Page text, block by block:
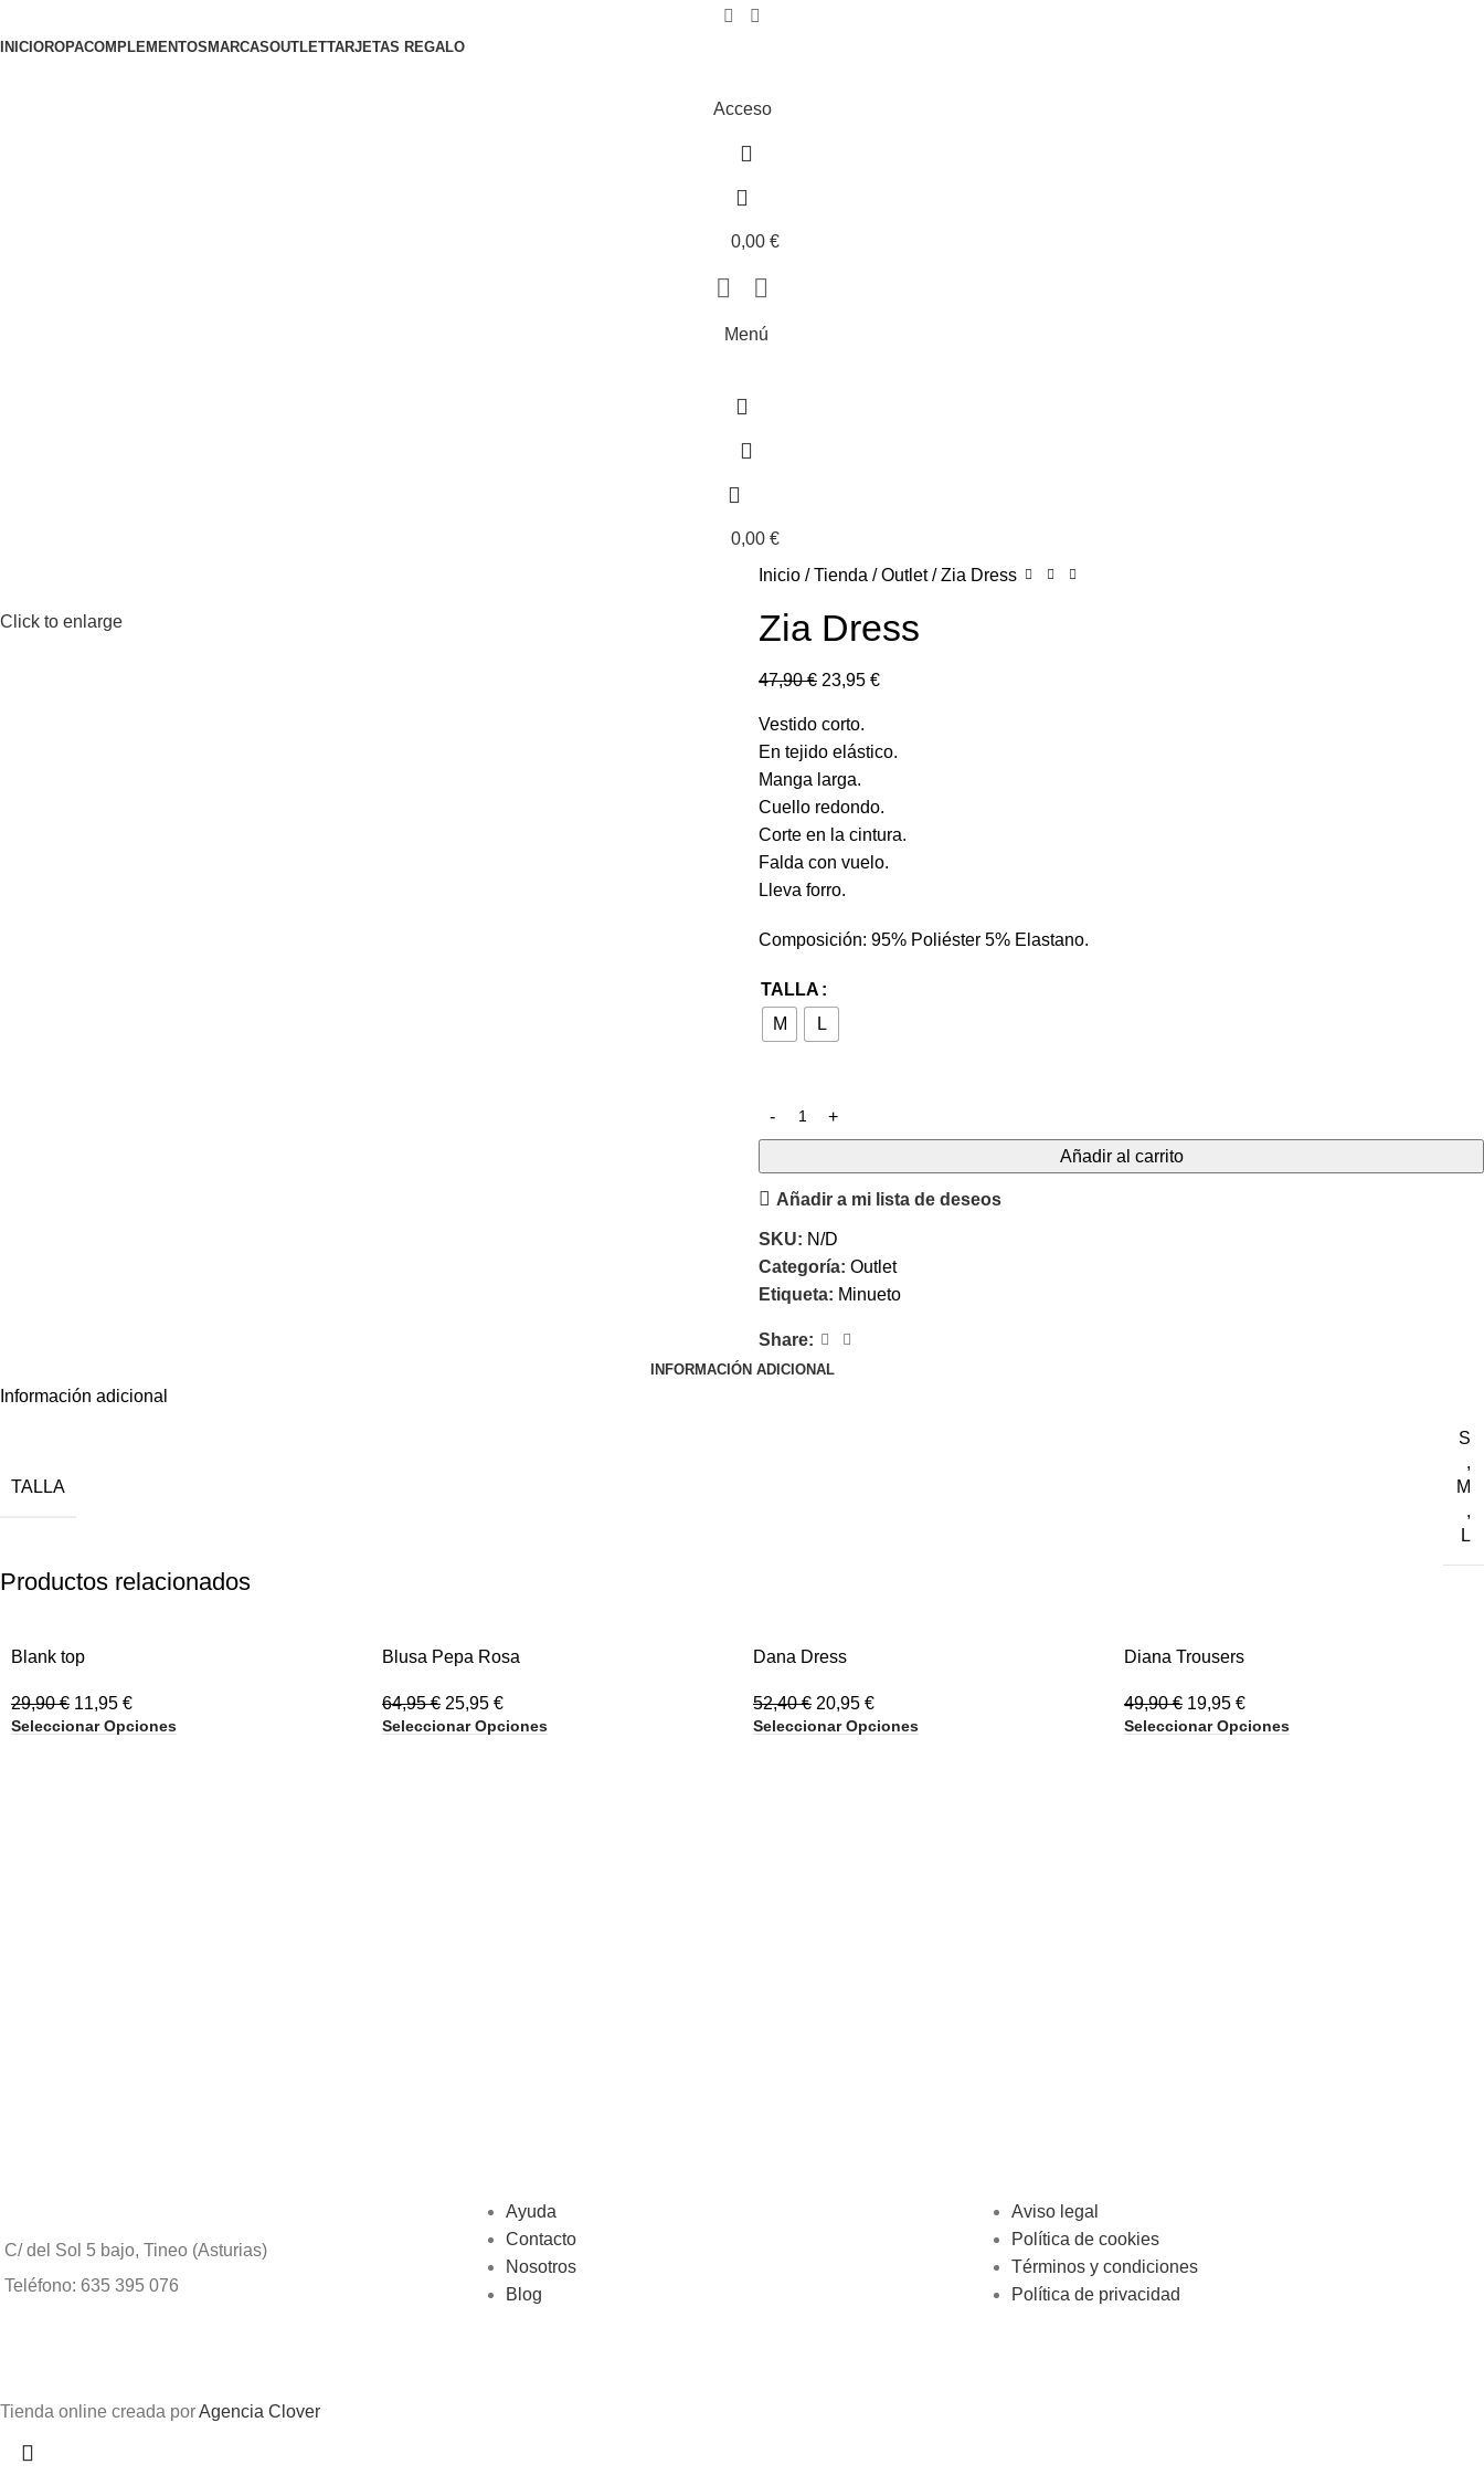
INICIOROPACOMPLEMENTOS MARCASOUTLETTARJETAS REGALO
Acceso
0,00 €
Menú
0,00 €
Click to enlarge
Inicio Tienda Outlet Zia Dress
Zia Dress
47,90€ 23,95 €
Vestido corto.
En tejido elástico.
Manga larga.
Cuello redondo.
Corte en la cintura.
Falda con vuelo.
Lleva forro.
Composición: 95% Poliéster 5% Elastano.
TALLA
M
L
Añadir al carrito
Añadir a mi lista de deseos
SKU: N/D
Categoría: Outlet
Etiqueta: Minueto
Share:
INFORMACIÓN ADICIONAL
Información adicional
TALLA
S
,
M
,
L
Productos relacionados
Blank top
29,90€ 11,95 €
Seleccionar Opciones
Blusa Pepa Rosa
64,95€ 25,95 €
Seleccionar Opciones
Dana Dress
52,40€ 20,95 €
Seleccionar Opciones
Diana Trousers
49,90€ 19,95 €
Seleccionar Opciones
C/ del Sol 5 bajo, Tineo (Asturias)
Teléfono: 635 395 076
Ayuda
Contacto
Nosotros
Blog
Aviso legal
Política de cookies
Términos y condiciones
Política de privacidad
Tienda online creada porAgencia Clover